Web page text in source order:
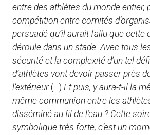
entre des athlètes du monde entier,
compétition entre comités
persuadé qu’il aurait fallu que cette
déroule dans un stade. Avec tous
sécurité et la complexité d’un tel
d’athlètes vont devoir passer près
l’extérieur(…) Et puis, y aura-t-il la
même communion entre les
disséminé au fil de l’eau ? Cette
symbolique très forte, c’est un